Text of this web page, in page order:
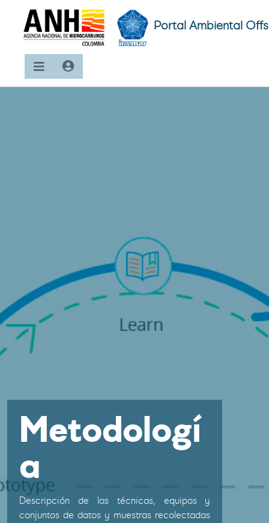
Portal Ambiental
Metodologí
a
Descripción de las técnicas, equipos y
conjuntos de datos y muestras recolectadas